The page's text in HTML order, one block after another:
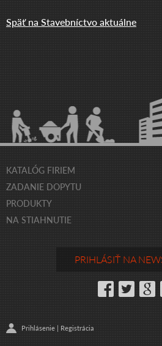
Späť na Stavebníctvo aktuálne
KATALÓG FIRIEM
ZADANIE DOPYTU
PRODUKTY
NA STIAHNUTIE
PRIHLÁSIŤ NA
Prihlásenie | Registrácia